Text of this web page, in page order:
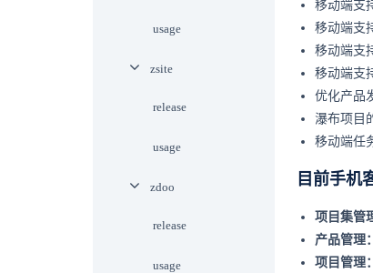
移动端支
移动端支
移动端支
移动端支
优化产品
瀑布项目
移动端任
目前手机
项目集管
产品管理
项目管理：
usage
zsite
release
usage
zdoo
release
usage